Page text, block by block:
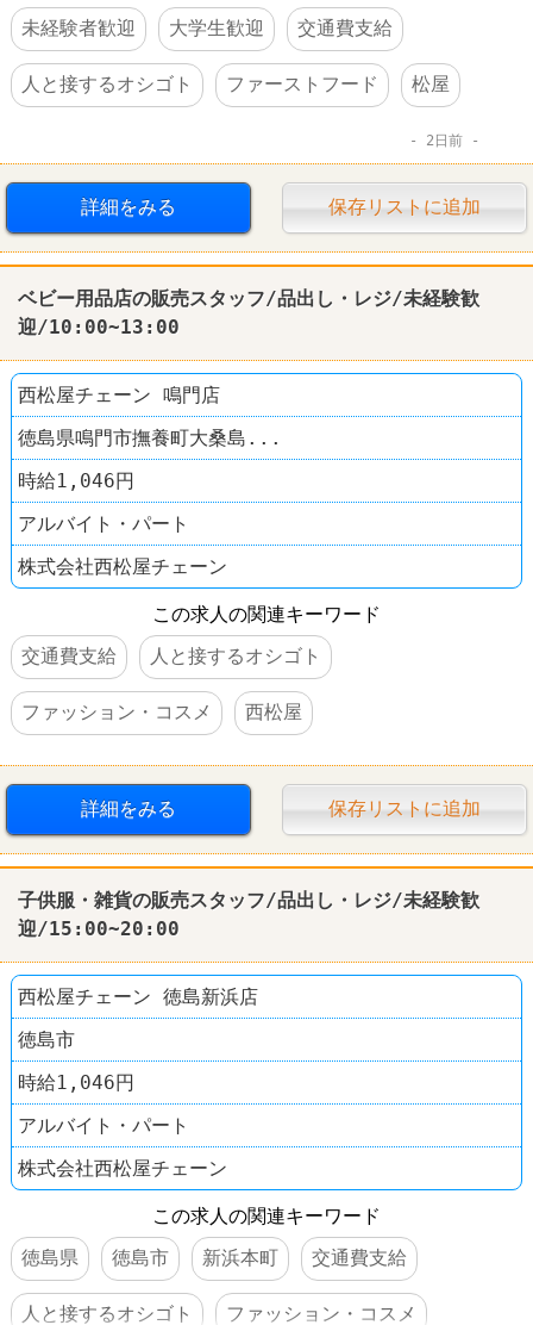
未経験者歓迎
大学生歓迎 交通費支給
人と接するオシゴト ファーストフード 松屋
2日前
詳細をみる 保存リストに追加
ベビー用品店の販売スタッフ/品出し・レジ/未経験歓
迎/10:00~13:00
西松屋チェーン 鳴門店
徳島県鳴門市撫養町大桑島...
時給1,046円
アルバイト・パート
株式会社西松屋チェーン
この求人の関連キーワード
交通費支給
人と接するオシゴト
ファッション・コスメ 西松屋
詳細をみる 保存リストに追加
子供服・雑貨の販売スタッフ/品出し・レジ/未経験歓
迎/15:00~20:00
西松屋チェーン 徳島新浜店
徳島市
時給1,046円
アルバイト・パート
株式会社西松屋チェーン
この求人の関連キーワード
徳島県
徳島市 新浜本町 交通費支給
人と接するオシゴト
ファッション・コスメ